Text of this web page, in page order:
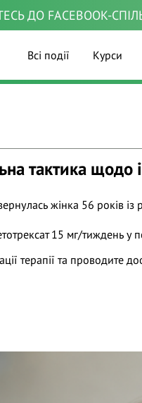
ДО FACEBOOK-
Всі події Курси
тактика щодо
жінка 56 років із
15 мг/тиждень
терапії та проводите